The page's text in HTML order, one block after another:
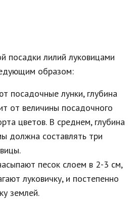
посадки лилий луковицами
образом:
посадочные лунки, глубина
от величины посадочного
цветов. В среднем, глубина
должна составлять три
песок слоем в 2-3 см,
луковичку, и постепенно
землей.